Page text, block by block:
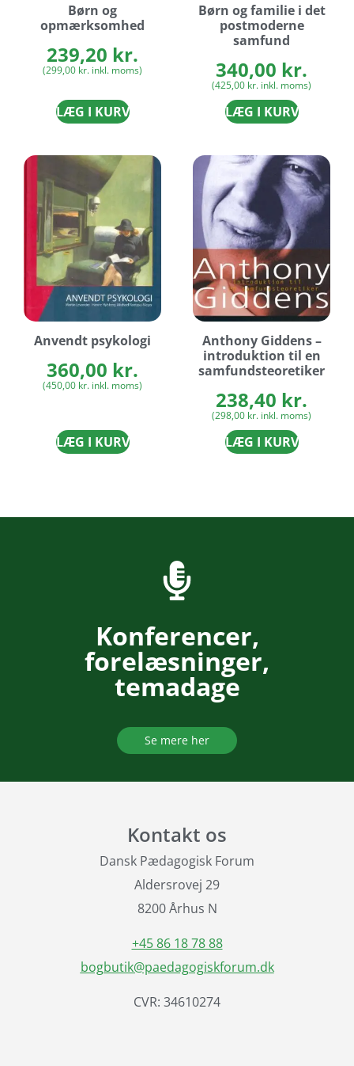
Børn og
opmærksomhed
239,20 kr.
(299,00 kr. inkl. moms)
LÆG I KURV
Børn og familie i det
postmoderne
samfund
340,00 kr.
(425,00 kr. inkl. moms)
LÆG I KURV
Anvendt psykologi
360,00 kr.
(450,00 kr. inkl. moms)
LÆG I KURV
Anthony Giddens –
introduktion til en
samfundsteoretiker
238,40 kr.
(298,00 kr. inkl. moms)
LÆG I KURV
Konferencer,
forelæsninger,
temadage
Se mere her
Kontakt os
Dansk Pædagogisk Forum
Aldersrovej 29
8200 Århus N
+45 86 18 78 88
bogbutik@paedagogiskforum.dk
CVR: 34610274